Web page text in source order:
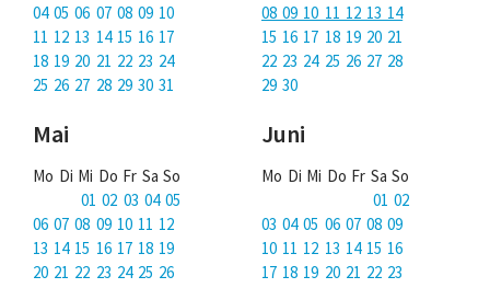
Anmelden
04 05 06 07 08 09 10
11 12 13 14 15 16 17
18 19 20 21 22 23 24
25 26 27 28 29 30 31
08 09 10 11 12 13 14
15 16 17 18 19 20 21
22 23 24 25 26 27 28
29 30
Mai
Mo Di Mi Do Fr Sa So
01 02 03 04 05
06 07 08 09 10 11 12
13 14 15 16 17 18 19
20 21 22 23 24 25 26
Juni
Mo Di Mi Do Fr Sa So
01 02
03 04 05 06 07 08 09
10 11 12 13 14 15 16
17 18 19 20 21 22 23